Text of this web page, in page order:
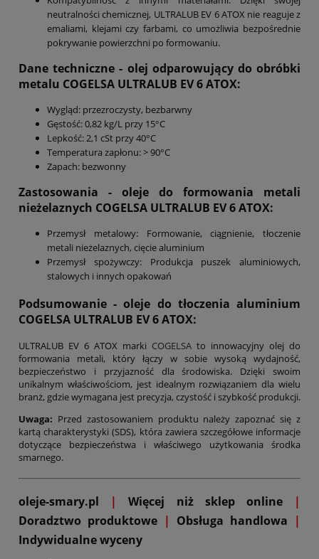
neutralności chemicznej, ULTRALUB EV 6 ATOX nie reaguje z
emaliami, klejami czy farbami, co umożliwia bezpośrednie
pokrywanie powierzchni po formowaniu.
Dane techniczne - olej odparowujący do obróbki
metalu COGELSA ULTRALUB EV 6 ATOX:
Wygląd: przezroczysty, bezbarwny
Gęstość: 0,82 kg/L przy 15°C
Lepkość: 2,1 cSt przy 40°C
Temperatura zapłonu: > 90°C
Zapach: bezwonny
Zastosowania - oleje do formowania metali
nieżelaznych COGELSA ULTRALUB EV 6 ATOX:
Przemysł metalowy: Formowanie, ciągnienie, tłoczenie
metali nieżelaznych, cięcie aluminium
Przemysł spożywczy: Produkcja puszek aluminiowych,
stalowych i innych opakowań
Podsumowanie- oleje do tłoczenia aluminium
COGELSA ULTRALUB EV 6 ATOX:
ULTRALUB EV 6 ATOX marki COGELSA to innowacyjny olej do
formowania metali, który łączy w sobie wysoką wydajność,
bezpieczeństwo i przyjazność dla środowiska. Dzięki swoim
unikalnym właściwościom, jest idealnym rozwiązaniem dla wielu
branż, gdzie wymagana jest precyzja, czystość i szybkość produkcji.
Uwaga: Przed zastosowaniem produktu należy zapoznać się z
kartą charakterystyki (SDS), która zawiera szczegółowe informacje
dotyczące bezpieczeństwa i właściwego użytkowania środka
smarnego.
oleje-smary.pl | Więcej niż sklep online
|
Doradztwo produktowe | Obsługa handlowa |
Indywidualne wyceny